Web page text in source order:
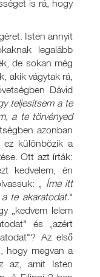
is rá, hogy
Isten annyit
legalább
de sokan még
akik vágytak rá,
Dávid
teljesítsem a te
a te törvényed
azonban
különbözik a
Ott azt írták:
kedvelem, én
„ Íme itt
te akaratodat."
„kedvem lelem
és „azért
Az első
hogy megvan a
az, amit Isten